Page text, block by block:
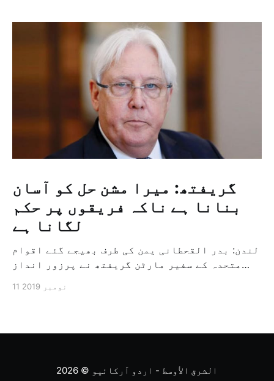
گریفتھ: میرا مشن حل کو آسان
بنانا ہے ناکہ فریقوں پر حکم
لگانا ہے
لندن: بدر القحطانی یمن کی طرف بھیجے گئے اقوام
متحدہ کے سفیر مارٹن گریفتھ نے پرزور انداز
ثالثی اور اس کشمکش کی حدبندی کرنے کے لئے ایک
11 نومبر 2019
الشرق الأوسط - اردو آرکائیو © 2026